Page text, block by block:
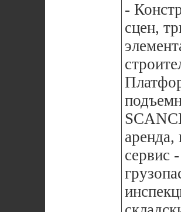
-
сцен,
сервис